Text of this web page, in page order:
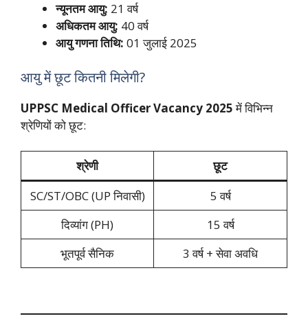
न्यूनतम आयु: 21 वर्ष
अधिकतम आयु: 40 वर्ष
आयु गणना तिथि: 01 जुलाई 2025
आयु में छूट कितनी मिलेगी?
UPPSC Medical Officer Vacancy 2025में विभिन्न
श्रेणियों को छूट:
श्रेणी
छूट
SC/ST/OBC (UP निवासी)
5 वर्ष
दिव्यांग (PH)
15 वर्ष
भूतपूर्व सैनिक
3 वर्ष + सेवा अवधि